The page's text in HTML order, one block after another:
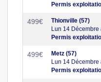
Permis
499€
Thionville (57)
Lun 14
Permis
499€
Metz (57)
Lun 14
Permis